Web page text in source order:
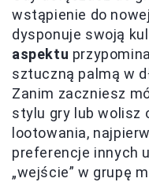
wstąpienie do
dysponuje swoją
aspektu
sztuczną palmą w
Zanim zaczniesz
stylu gry lub wolisz
lootowania,
preferencje innych
„wejście” w grupę